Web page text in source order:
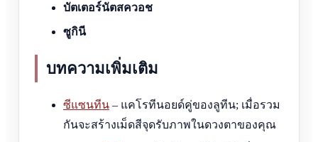
บัตเตอร์นัตสควอช
ซูกินี
บทความเพิ่มเติม
ซีแซนทีน – แคโรทีนอยด์คู่ของลูทีน; เมื่อรวม
กันจะสร้างเม็ดสีจุดรับภาพในดวงตาของคุณ